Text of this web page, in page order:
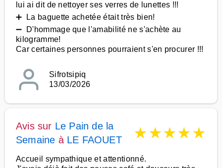
lui ai dit de nettoyer ses verres de lunettes !!!
➕ La baguette achetée était très bien!
➖ D'hommage que l'amabilité ne s'achète au
kilogramme!
Car certaines personnes pourraient s'en procurer !!!
Sifrotsipiq
13/03/2026
Avis sur Le Pain de la
Semaine à LE FAOUET ★★★★★
Accueil sympathique et attentionné.